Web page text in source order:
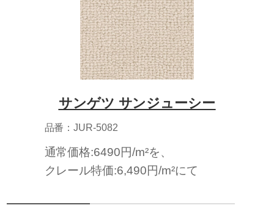
サンゲツ サンジューシー
品番：JUR-5082
通常価格:6490円/m²を、
クレール特価:6,490円/m²にて